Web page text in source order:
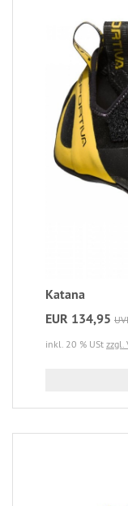
Katana
EUR 134,95
inkl. 20 % USt zzgl.